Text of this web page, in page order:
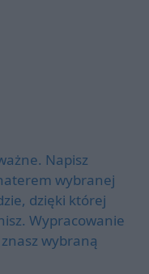
Napisz
wybranej
dzięki której
Wypracowanie
wybraną